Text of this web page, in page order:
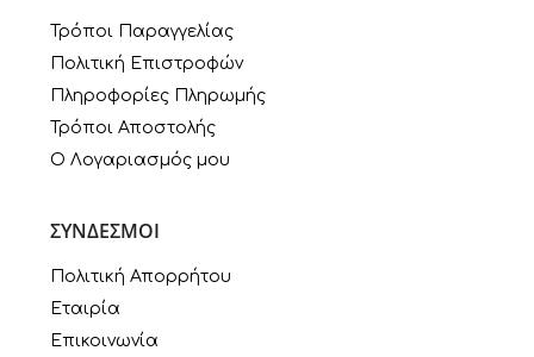
Τρόποι Παραγγελίας
Πολιτική Επιστροφών
Πληροφορίες Πληρωμής
Τρόποι Αποστολής
Ο Λογαριασμός μου
ΣΥΝΔΕΣΜΟΙ
Πολιτική Απορρήτου
Εταιρία
Επικοινωνία